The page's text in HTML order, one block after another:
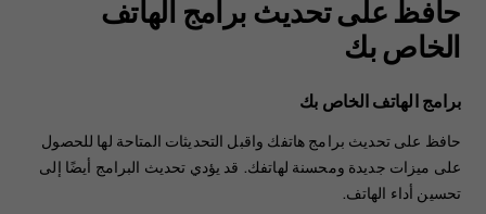
5.1
Plus
حافظ على تحديث برامج الهاتف
الخاص بك
برامج الهاتف الخاص بك
حافظ على تحديث برامج هاتفك واقبل التحديثات المتاحة لها للحصول
على ميزات جديدة ومحسنة لهاتفك. قد يؤدي تحديث البرامج أيضًا إلى
تحسين أداء الهاتف.